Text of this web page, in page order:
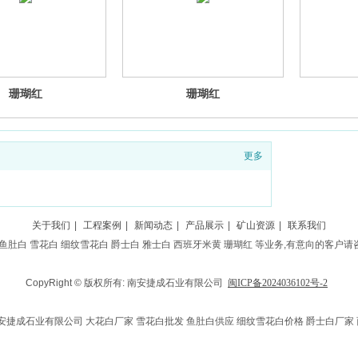
珊瑚红 珊瑚红
更多
关于我们 工程案例 新闻动态 产品展示 矿山资源
联系我们
肚白 雪花白 细纹雪花白 爵士白 雅士白 西班牙米黄 珊瑚红 等业务,有意向的客户
CopyRight © 版权所有: 南安捷成石业有限公司 闽ICP备2024036102号-2
捷成石业有限公司 大花白厂家 雪花白批发 鱼肚白供应 细纹雪花白价格 爵士白厂家